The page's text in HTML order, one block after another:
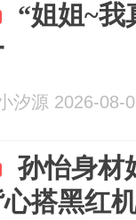
“姐姐~我
汐源 2026-08-
孙怡身材
搭黑红